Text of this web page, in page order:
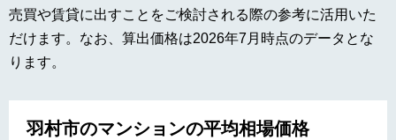
売買や賃貸に出すことをご検討される際の参考に活用いた
だけます。なお、算出価格は2026年7月時点のデータとな
ります。
羽村市のマンションの平均相場価格